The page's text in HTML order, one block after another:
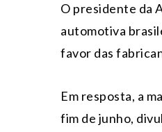
O presidente da
automotiva
favor das
Em resposta, a
fim de junho,